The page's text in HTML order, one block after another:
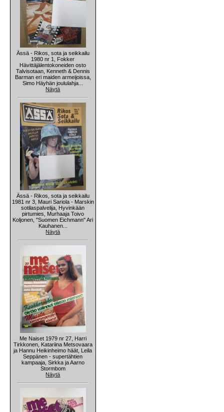
Ässä - Rikos, sota ja seikkailu
1980 nr 1, Fokker
Hävittäjälentokoneiden osto
Talvisotaan, Kenneth & Dennis
Barman eri maiden armeijoissa,
Simo Häyhän joululahja...
Näytä
Ässä - Rikos, sota ja seikkailu
1981 nr 3, Mauri Sariola - Marskin
sotilaspalvelija, Hyvinkään
pirtumies, Murhaaja Toivo
Koljonen, "Suomen Eichmann" Ari
Kauhanen...
Näytä
Me Naiset 1979 nr 27, Harri
Tirkkonen, Katariina Metsovaara
ja Hannu Heikinheimo häät, Leila
Seppänen - supertähtien
kampaaja, Sirkka ja Aarno
Stormbom
Näytä